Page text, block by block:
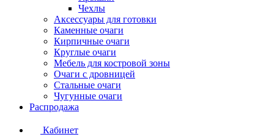
Чехлы
Аксессуары для готовки
Каменные очаги
Кирпичные очаги
Круглые очаги
Мебель для костровой зоны
Очаги с дровницей
Стальные очаги
Чугунные очаги
Распродажа
Кабинет